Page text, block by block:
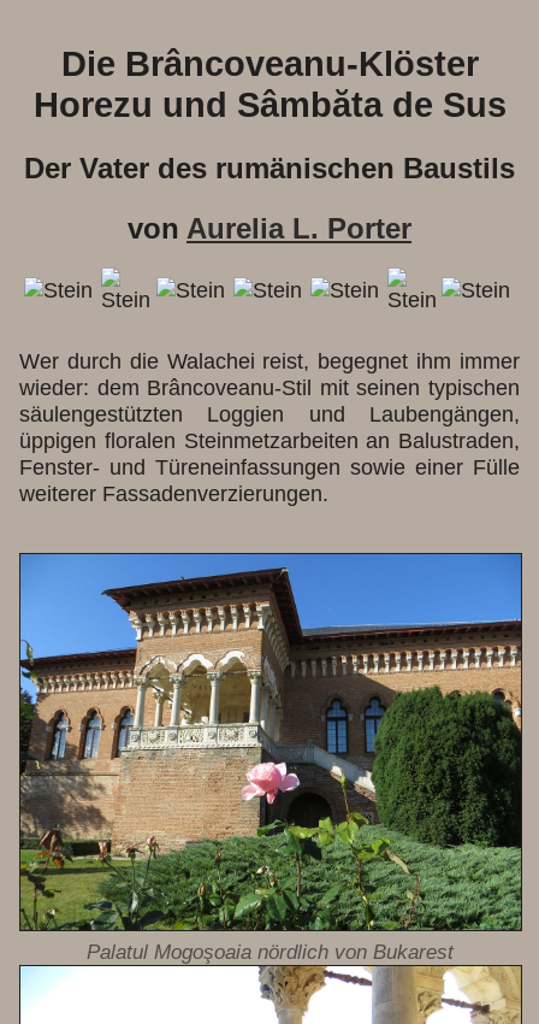
Die Brâncoveanu-Klöster
Horezu und Sâmbăta de Sus
Der Vater des rumänischen Baustils
von Aurelia L. Porter
Wer durch die Walachei reist, begegnet ihm immer
wieder: dem Brâncoveanu-Stil mit seinen typischen
säulengestützten Loggien und Laubengängen,
üppigen floralen Steinmetzarbeiten an Balustraden,
Fenster- und Türeneinfassungen sowie einer Fülle
weiterer Fassadenverzierungen.
Palatul Mogoşoaia nördlich von Bukarest